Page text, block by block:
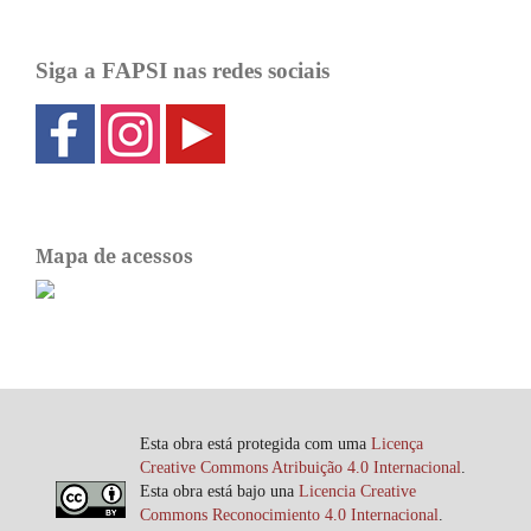
Siga a FAPSI nas redes sociais
Mapa de acessos
Esta obra está protegida com uma Licença
Creative Commons Atribuição 4.0 Internacional.
Esta obra está bajo una Licencia Creative
Commons Reconocimiento 4.0 Internacional.